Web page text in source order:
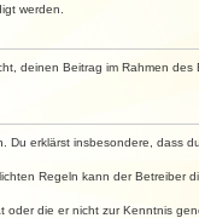
werden.
deinen Beitrag im Rahmen des
erklärst insbesondere, dass
Regeln kann der Betreiber
die er nicht zur Kenntnis